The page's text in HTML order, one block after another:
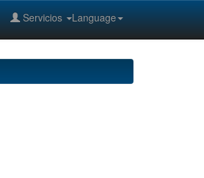
Language
Servicios